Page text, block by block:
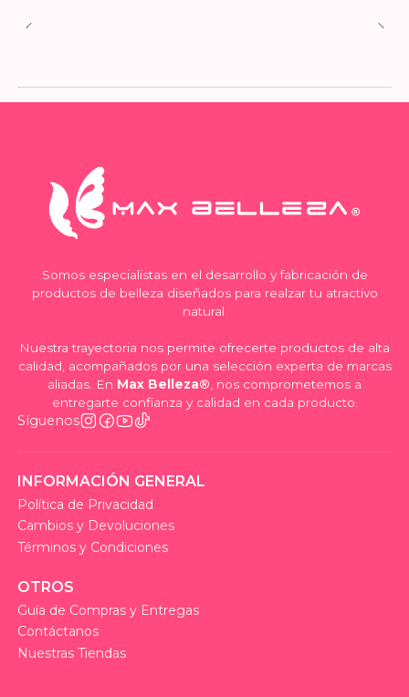
Somos especialistas en el desarrollo y fabricación de
productos de belleza diseñados para realzar tu atractivo
natural.
Nuestra trayectoria nos permite ofrecerte productos de alta
calidad, acompañados por una selección experta de marcas
aliadas. En Max Belleza® , nos comprometemos a
entregarte confianza y calidad en cada producto.
Síguenos
INFORMACIÓN GENERAL
Política de Privacidad
Cambios y Devoluciones
Términos y Condiciones
OTROS
Guía de Compras y Entregas
Contáctanos
Nuestras Tiendas